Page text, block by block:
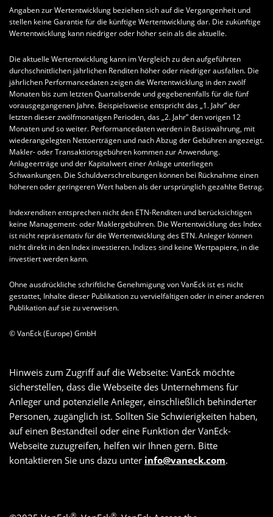
Angaben zur Wertentwicklung beziehen sich auf die Vergangenheit und
stellen keine Garantie für die künftige Wertentwicklung dar. Die zukünftige
Wertentwicklung kann niedriger oder höher sein als die aktuelle.
Die aktuelle Wertentwicklung kann im Vergleich zu den aufgeführten
durchschnittlichen jährlichen Renditen höher oder niedriger ausfallen. Die
jährlichen Performancedaten zeigen die Wertentwicklung in den zwölf
Monaten bis zum letzten Quartalsende und gegebenenfalls für die fünf
vorausgegangenen Jahre. Beispielsweise entspricht das „1. Jahr” der
letzten dieser zwölfmonatigen Perioden, das „2. Jahr” den vorigen 12
Monaten und so weiter. Performancedaten werden in Basiswährung, mit
wiederangelegten Nettoerträgen und nach Abzug der Gebühren angezeigt.
Makler- oder Transaktionsgebühren kommen zur Anwendung.
Anlageerträge und der Kapitalwert einer Anlage unterliegen
Schwankungen. Die Schuldverschreibungen können bei Rücknahme einen
höheren oder geringeren Wert haben als der ursprünglich gezahlte Betrag.
Indexrenditen entsprechen nicht den ETN-Renditen und berücksichtigen
keine Management- oder Maklergebühren. Die Wertentwicklung des Index
ist nicht repräsentativ für die Wertentwicklung des ETN. Anleger können
nicht direkt in den Index investieren. Indizes sind keine Wertpapiere, in die
investiert werden kann.
Ohne ausdrückliche schriftliche Genehmigung von VanEck ist es nicht
gestattet, Inhalte dieser Publikation zu vervielfältigen oder in einer anderen
Publikation auf sie zu verweisen.
© VanEck (Europe) GmbH
Hinweis zum Zugriff auf die Webseite: VanEck möchte
sicherstellen, dass die Webseite des Unternehmens für
Anleger und potenzielle Anleger, einschließlich behinderter
Personen, zugänglich ist. Sollten Sie Schwierigkeiten haben,
auf einen Bestandteil oder eine Funktion der VanEck-
Webseite zuzugreifen, helfen wir Ihnen gern. Bitte
kontaktieren Sie uns dazu unter info@vaneck.com.
® ®